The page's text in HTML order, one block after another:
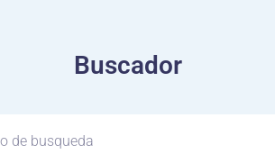
Buscador